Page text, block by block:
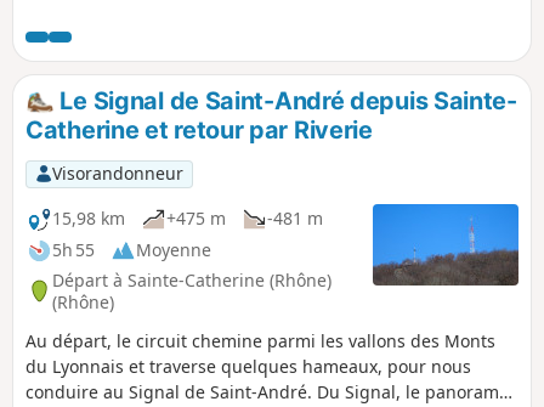
Riverie.
Le Signal de Saint-André depuis Sainte-
Catherine et retour par Riverie
Visorandonneur
15,98 km
+475 m
-481 m
5h 55
Moyenne
Départ à Sainte-Catherine (Rhône)
(Rhône)
Au départ, le circuit chemine parmi les vallons des Monts
du Lyonnais et traverse quelques hameaux, pour nous
conduire au Signal de Saint-André. Du Signal, le panorama